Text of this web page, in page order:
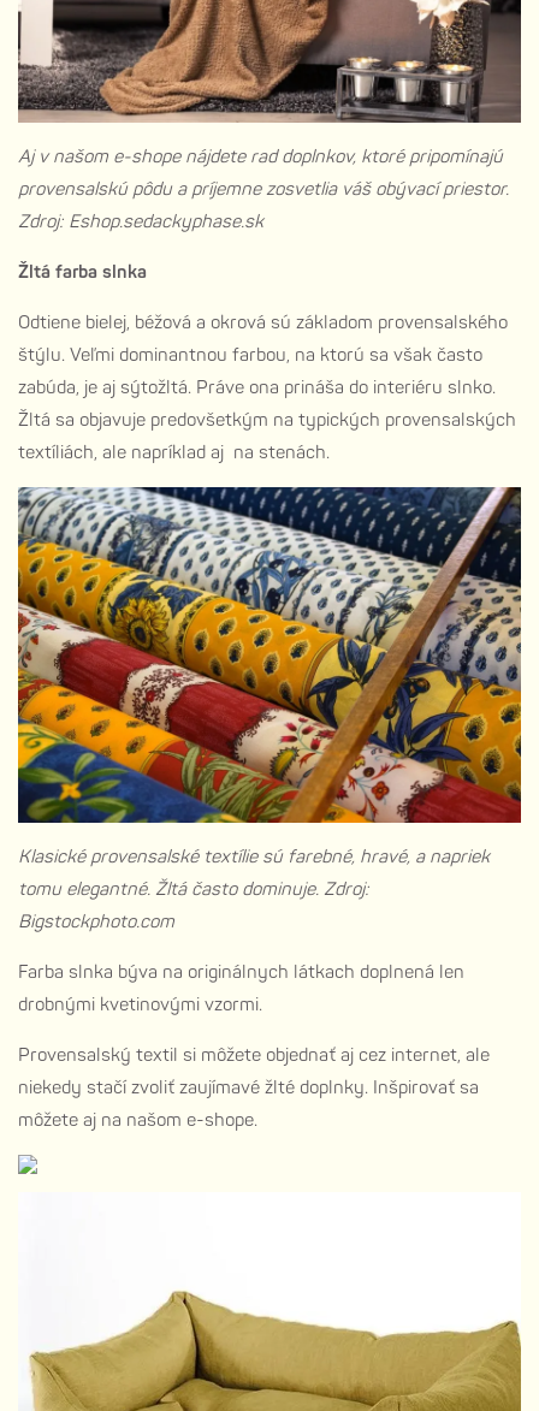
Aj v našom e-shope nájdete rad doplnkov, ktoré pripomínajú
provensalskú pôdu a príjemne zosvetlia váš obývací priestor.
Zdroj: Eshop.sedackyphase.sk
Žltá farba slnka
Odtiene bielej, béžová a okrová sú základom provensalského
štýlu. Veľmi dominantnou farbou, na ktorú sa však často
zabúda, je aj sýtožltá. Práve ona prináša do interiéru slnko.
Žltá sa objavuje predovšetkým na typických provensalských
textíliách, ale napríklad aj na stenách.
Klasické provensalské textílie sú farebné, hravé, a napriek
tomu elegantné. Žltá často dominuje. Zdroj:
Bigstockphoto.com
Farba slnka býva na originálnych látkach doplnená len
drobnými kvetinovými vzormi.
Provensalský textil si môžete objednať aj cez internet, ale
niekedy stačí zvoliť zaujímavé žlté doplnky. Inšpirovať sa
môžete aj na našom e-shope.